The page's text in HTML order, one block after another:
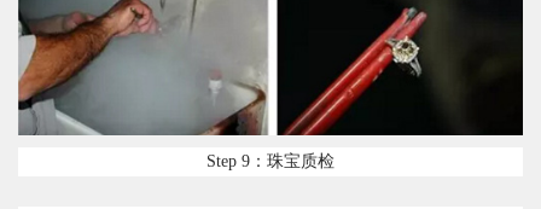
Step 9：珠宝质检